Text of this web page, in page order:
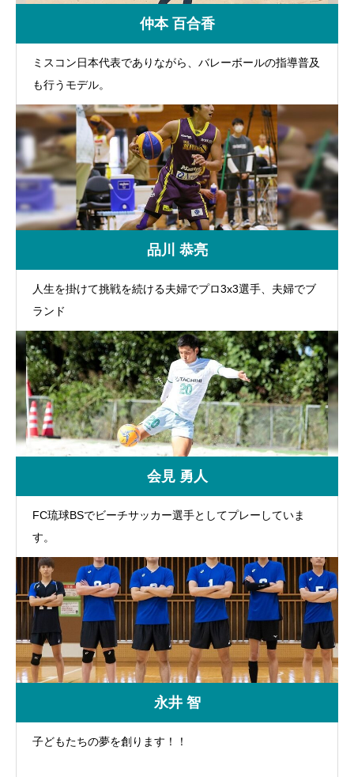
仲本 百合香
ミスコン日本代表でありながら、バレーボールの指導普及
も行うモデル。
品川 恭亮
人生を掛けて挑戦を続ける夫婦でプロ3x3選手、夫婦でブ
ランド
会見 勇人
FC琉球BSでビーチサッカー選手としてプレーしていま
す。
永井 智
子どもたちの夢を創ります！！